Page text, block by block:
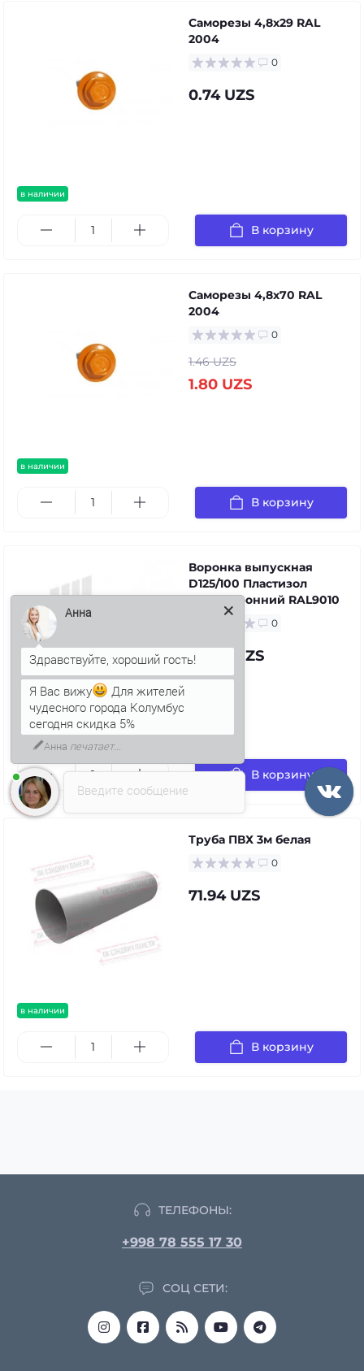
в наличии
Саморезы 4,8х29 RAL
2004
0
0.74 UZS
В корзину
в наличии
Саморезы 4,8х70 RAL
2004
0
1.46 UZS
1.80 UZS
В корзину
в наличии
Воронка выпускная
D125/100 Пластизол
двухсторонний RAL9010
0
74.44 UZS
В корзину
в наличии
Труба ПВХ 3м белая
0
71.94 UZS
В корзину
ТЕЛЕФОНЫ:
+998 78 555 17 30
СОЦ СЕТИ:
Введите сообщение
Здравствуйте, хороший гость!
Я Вас вижу
Для жителей
чудесного города Колумбус
сегодня скидка 5%